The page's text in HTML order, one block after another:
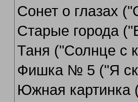
Сонет о глазах
Старые города
Таня ("Солнце с
Фишка № 5 ("Я
Южная картинка